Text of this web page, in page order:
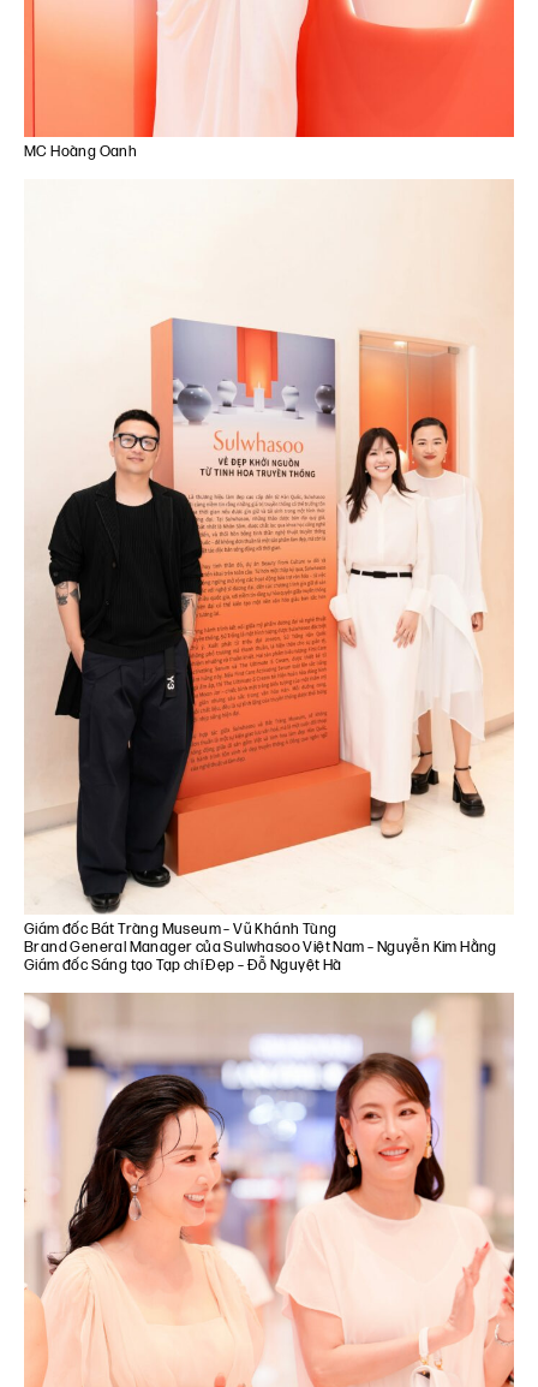
MC Hoàng Oanh
Giám đốc Bát Tràng Museum – Vũ Khánh Tùng
Brand General Manager của Sulwhasoo Việt Nam – Nguyễn Kim Hằng
Giám đốc Sáng tạo Tạp chí Đẹp – Đỗ Nguyệt Hà